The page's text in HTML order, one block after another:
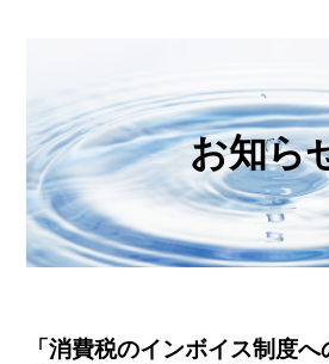
お知ら
「消費税のインボイス制度